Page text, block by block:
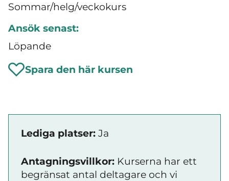
Sommar/helg/veckokurs
Ansök senast:
Löpande
Spara den här kursen
Lediga platser: Ja
Antagningsvillkor: Kurserna har ett
begränsat antal deltagare och vi